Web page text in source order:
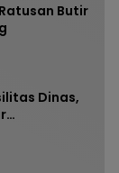
Butir
Dinas,